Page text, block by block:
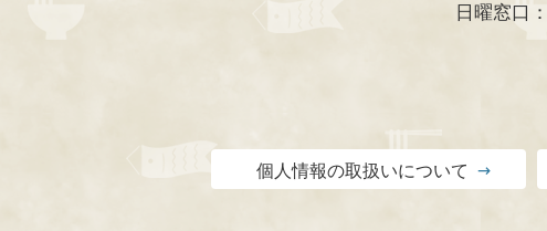
日曜窓口：
個人情報の取扱いについて